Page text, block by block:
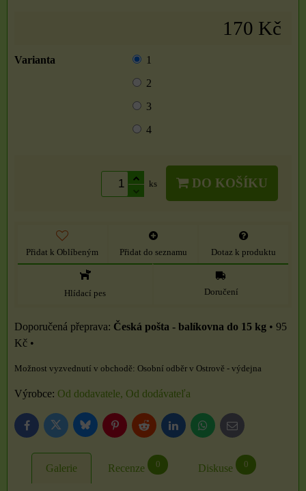
170 Kč
Varianta
1
2
3
4
ks DO KOŠÍKU
Přidat k Oblíbeným Přidat do seznamu Dotaz k produktu
Hlídací pes Doručení
Česká pošta - balíkovna do 15 kg • 95
Kč •
Osobní odběr v Ostrově - výdejna
Výrobce: Od dodavatele, Od dodávateľa
FacebookTwitter BlueskyPinterestReddit LinkedInWhatsApp
E-
mail
Galerie Recenze 0 Diskuse 0